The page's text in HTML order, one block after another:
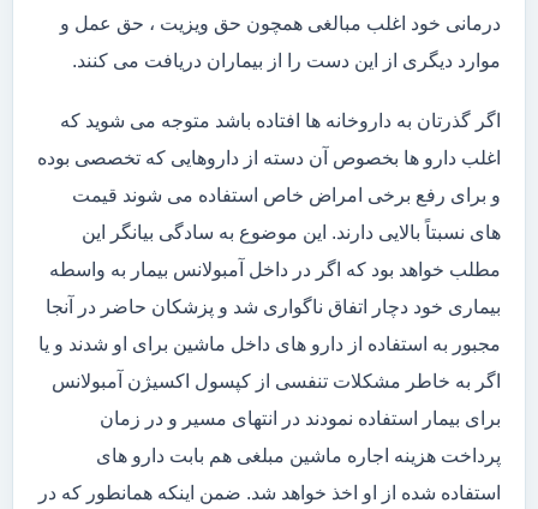
درمانی خود اغلب مبالغی همچون حق ویزیت ، حق عمل و
موارد دیگری از این دست را از بیماران دریافت می کنند.
اگر گذرتان به داروخانه ها افتاده باشد متوجه می شوید که
اغلب دارو ها بخصوص آن دسته از داروهایی که تخصصی بوده
و برای رفع برخی امراض خاص استفاده می شوند قیمت
های نسبتاً بالایی دارند. این موضوع به سادگی بیانگر این
مطلب خواهد بود که اگر در داخل آمبولانس بیمار به واسطه
بیماری خود دچار اتفاق ناگواری شد و پزشکان حاضر در آنجا
مجبور به استفاده از دارو های داخل ماشین برای او شدند و یا
اگر به خاطر مشکلات تنفسی از کپسول اکسیژن آمبولانس
برای بیمار استفاده نمودند در انتهای مسیر و در زمان
پرداخت هزینه اجاره ماشین مبلغی هم بابت دارو های
استفاده شده از او اخذ خواهد شد. ضمن اینکه همانطور که در